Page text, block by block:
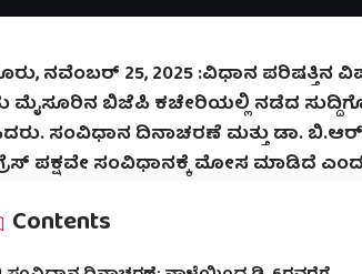
ನವೆಂಬರ್‌ 25, 2025 :ವಿಧಾನ
ಮೈಸೂರಿನ ಬಿಜೆಪಿ ಕಚೇರಿಯಲ್ಲಿ ನಡೆದ
ಸಂವಿಧಾನ ದಿನಾಚರಣೆ ಮತ್ತು ಡಾ.
ಪಕ್ಷವೇ ಸಂವಿಧಾನಕ್ಕೆ ಮೋಸ ಮಾಡಿದೆ
Contents